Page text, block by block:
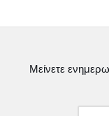
k
Μείνετε